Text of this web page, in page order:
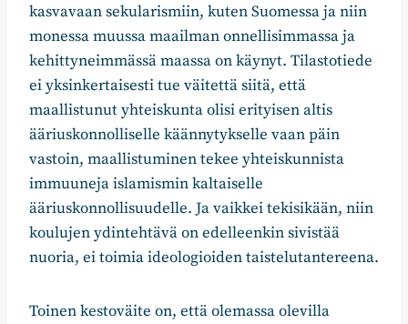
kasvavaan sekularismiin, kuten Suomessa ja niin
monessa muussa maailman onnellisimmassa ja
kehittyneimmässä maassa on käynyt. Tilastotiede
ei yksinkertaisesti tue väitettä siitä, että
maallistunut yhteiskunta olisi erityisen altis
ääriuskonnolliselle käännytykselle vaan päin
vastoin, maallistuminen tekee yhteiskunnista
immuuneja islamismin kaltaiselle
ääriuskonnollisuudelle. Ja vaikkei tekisikään, niin
koulujen ydintehtävä on edelleenkin sivistää
nuoria, ei toimia ideologioiden taistelutantereena.
Toinen kestoväite on, että olemassa olevilla